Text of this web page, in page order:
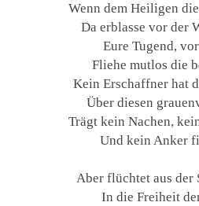
Wenn dem Heiligen
Da erblasse vor der
Eure Tugend,
Fliehe mutlos die
Kein Erschaffner hat
Über diesen
Trägt kein Nachen,
Und kein Anker
Aber flüchtet aus der
In die Freiheit